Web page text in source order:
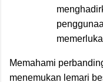
Memahami
menemukan lemari